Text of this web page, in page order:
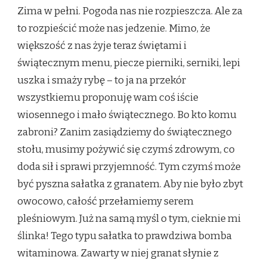
Zima w pełni. Pogoda nas nie rozpieszcza. Ale za
to rozpieścić może nas jedzenie. Mimo, że
większość z nas żyje teraz świętami i
świątecznym menu, piecze pierniki, serniki, lepi
uszka i smaży rybę – to ja na przekór
wszystkiemu proponuję wam coś iście
wiosennego i mało świątecznego. Bo kto komu
zabroni? Zanim zasiądziemy do świątecznego
stołu, musimy pożywić się czymś zdrowym, co
doda sił i sprawi przyjemność. Tym czymś może
być pyszna sałatka z granatem. Aby nie było zbyt
owocowo, całość przełamiemy serem
pleśniowym. Już na samą myśl o tym, cieknie mi
ślinka! Tego typu sałatka to prawdziwa bomba
witaminowa. Zawarty w niej granat słynie z